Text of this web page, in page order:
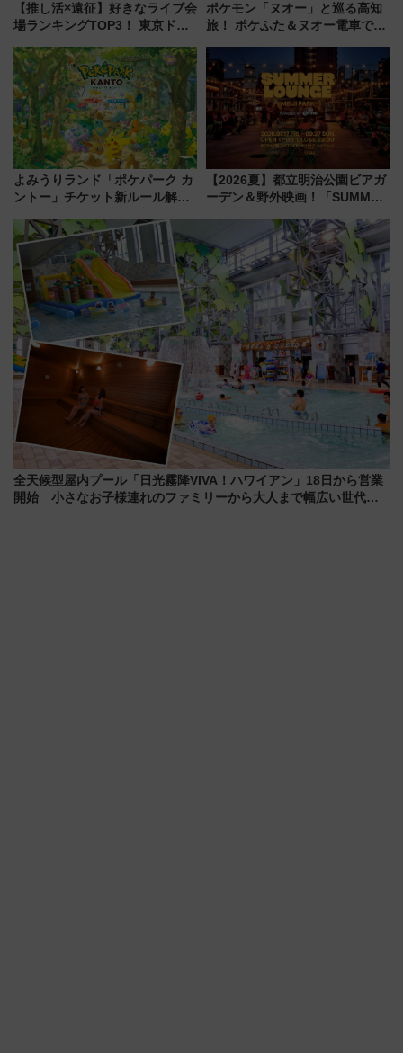
【推し活×遠征】好きなライブ会
場ランキングTOP3！ 東京ドー
由と交通アクセス術、ライブ会
場に何を求める？
ポケモン「ヌオー」と巡る高知
旅！ ポケふた＆ヌオー電車で楽
路の絶景と絶品グルメを満喫！
（7月18日スタート）
よみうりランド「ポケパーク カ
ントー」チケット新ルール解
本人確認が11月スタート
【2026夏】都立明治公園ビアガ
ーデン＆野外映画！「SUMMER
ケジュール 夜風とビール、映画
を満喫！
全天候型屋内プール「日光霧降VIVA！ハワイアン」18日から営業
開始 小さなお子様連れのファミリーから大人まで幅広い世代が